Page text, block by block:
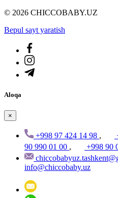
© 2026 CHICCOBABY.UZ
Bepul sayt yaratish
Aloqa
×
+998 97 424 14 98 ,
90 990 01 00 ,
+998 90
info@chiccobaby.uz